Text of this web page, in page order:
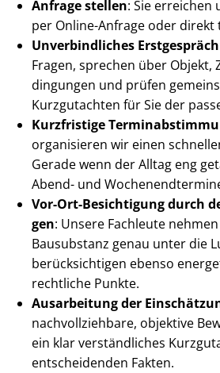
Anfrage stellen: Sie erreichen
per Online-Anfrage oder direkt
Unverbindliches Erstgespräch
Fragen, sprechen über Objekt,
din­gun­gen und prüfen
Kurzgutachten für Sie der
Kurzfristige
organisieren wir einen
Gerade wenn der Alltag eng
Abend- und
Vor-Ort-Besichtigung durch
gen: Unsere Fachleute
Bausubstanz genau unter die
berücksichtigen ebenso
rechtliche Punkte.
Ausarbeitung der
nach­voll­zieh­ba­re, objektive
ein klar verständliches
entscheidenden Fakten.